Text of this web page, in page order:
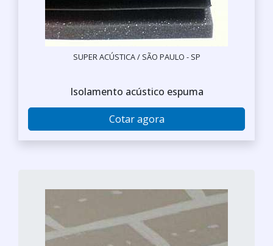
SUPER ACÚSTICA / SÃO PAULO - SP
Isolamento acústico espuma
Cotar agora